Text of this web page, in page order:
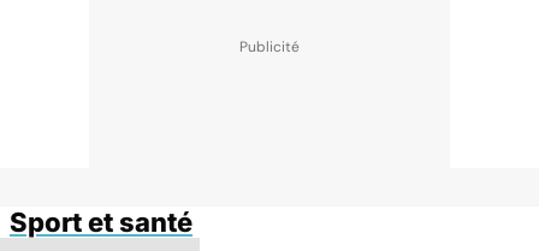
Sport et santé